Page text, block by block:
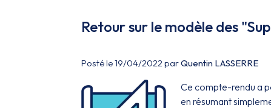
Retour sur le modèle des
Posté le 19/04/2022 parQuentin LASSERRE
Ce compte-rendu a
en résumant